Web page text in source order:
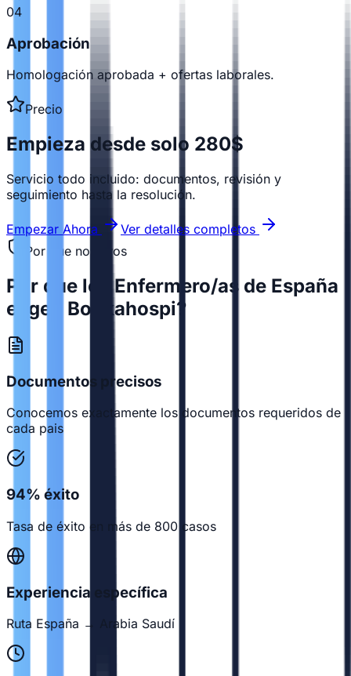
04
Aprobación
Homologación aprobada + ofertas laborales.
Precio
Empieza desde solo 280$
Servicio todo incluido: documentos, revisión y
seguimiento hasta la resolución.
Empezar Ahora
Ver detalles completos
Por que nosotros
Por que los Enfermero/as de España
eligen Bookahospi?
Documentos precisos
Conocemos exactamente los documentos requeridos de
cada pais
94% éxito
Tasa de éxito en más de 800 casos
Experiencia específica
Ruta España → Arabia Saudí